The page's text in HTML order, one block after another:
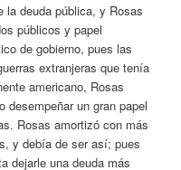
la deuda pública, y Rosas
públicos y papel
de gobierno, pues las
extranjeras que tenía
americano, Rosas
un gran papel
Rosas amortizó con más
y debía de ser así; pues
dejarle una deuda más